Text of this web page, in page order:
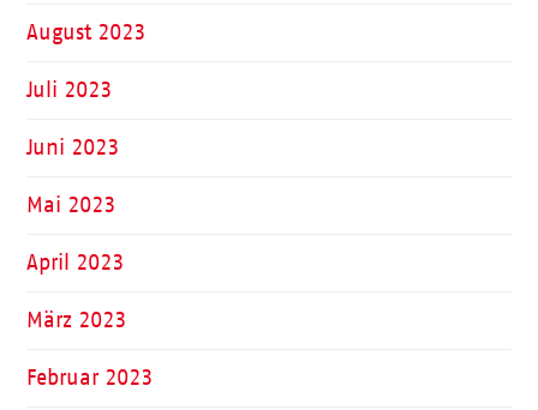
August 2023
Juli 2023
Juni 2023
Mai 2023
April 2023
März 2023
Februar 2023